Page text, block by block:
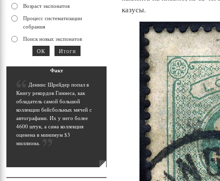
казусы.
Возраст экспонатов
Процесс систематизации
собрания
Поиск новых экспонатов
Факт
Деннис Шрейдер попал в
Книгу рекордов Гиннеса, как
обладатель самой большой
коллекции бейсбольных мячей с
автографами. Их у него более
4600 штук, а сама коллекция
оценена в минимум $3
миллиона.